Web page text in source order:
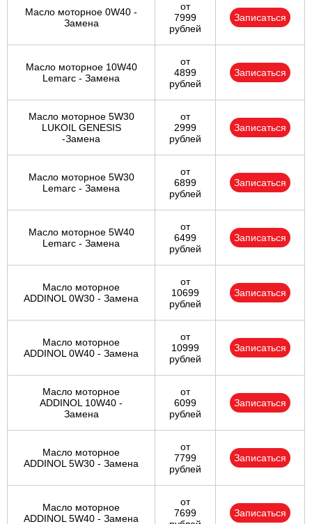
Масло моторное 0W40 -
Замена
от
7999
рублей
Записаться
Масло моторное 10W40
Lemarc - Замена
от
4899
рублей
Записаться
Масло моторное 5W30
LUKOIL GENESIS
-Замена
от
2999
рублей
Записаться
Масло моторное 5W30
Lemarc - Замена
от
6899
рублей
Записаться
Масло моторное 5W40
Lemarc - Замена
от
6499
рублей
Записаться
Масло моторное
ADDINOL 0W30 - Замена
от
10699
рублей
Записаться
Масло моторное
ADDINOL 0W40 - Замена
от
10999
рублей
Записаться
Масло моторное
ADDINOL 10W40 -
Замена
от
6099
рублей
Записаться
Масло моторное
ADDINOL 5W30 - Замена
от
7799
рублей
Записаться
Масло моторное
ADDINOL 5W40 - Замена
от
7699
Записаться